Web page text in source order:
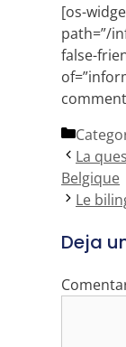
[os-
path=”/
false-
La
Belgique
Le
Deja